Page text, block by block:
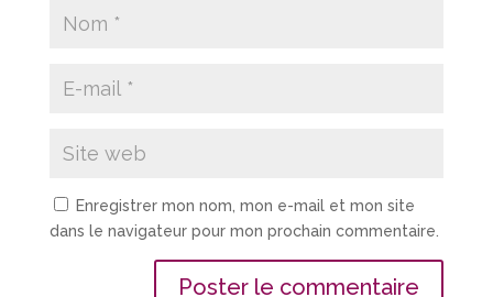
Enregistrer mon nom, mon e-mail et mon site
dans le navigateur pour mon prochain commentaire.